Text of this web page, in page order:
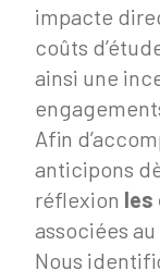
impacte
coûts
ainsi une
Afin
anticipons
réflexion les
associées
Nous